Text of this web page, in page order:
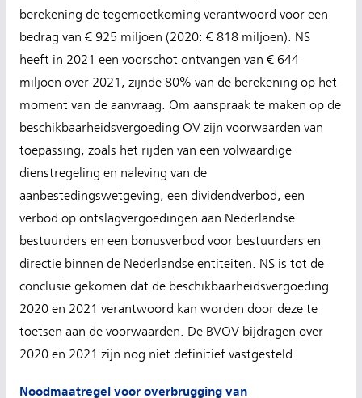
berekening de tegemoetkoming verantwoord voor een
bedrag van € 925 miljoen (2020: € 818 miljoen). NS
heeft in 2021 een voorschot ontvangen van € 644
miljoen over 2021, zijnde 80% van de berekening op het
moment van de aanvraag. Om aanspraak te maken op de
beschikbaarheidsvergoeding OV zijn voorwaarden van
toepassing, zoals het rijden van een volwaardige
dienstregeling en naleving van de
aanbestedingswetgeving, een dividendverbod, een
verbod op ontslagvergoedingen aan Nederlandse
bestuurders en een bonusverbod voor bestuurders en
directie binnen de Nederlandse entiteiten. NS is tot de
conclusie gekomen dat de beschikbaarheidsvergoeding
2020 en 2021 verantwoord kan worden door deze te
toetsen aan de voorwaarden. De BVOV bijdragen over
2020 en 2021 zijn nog niet definitief vastgesteld.
Noodmaatregel voor overbrugging van